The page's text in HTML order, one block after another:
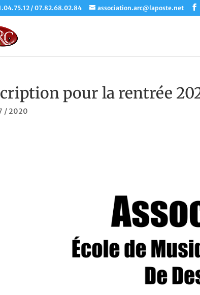
/ 07.82.68.02.84 association.arc@laposte.net
pour la rentrée
/ 2020